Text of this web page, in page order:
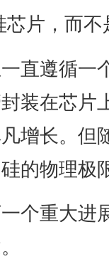
片，而
直遵循一
装在芯片
增长。但
的物理极
个重大进